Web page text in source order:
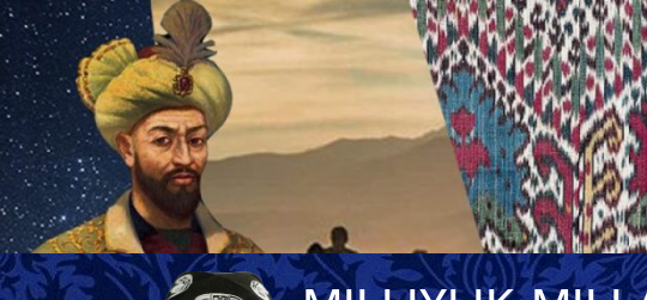
Skip
to
content